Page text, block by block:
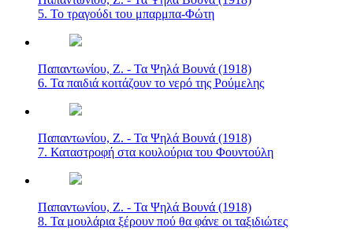
5. Το τραγούδι του μπαρμπα-Φώτη
Παπαντωνίου, Ζ. - Τα Ψηλά Βουνά (1918)
6. Τα παιδιά κοιτάζουν το νερό της Ρούμελης
Παπαντωνίου, Ζ. - Τα Ψηλά Βουνά (1918)
7. Καταστροφή στα κουλούρια του Φουντούλη
Παπαντωνίου, Ζ. - Τα Ψηλά Βουνά (1918)
8. Τα μουλάρια ξέρουν πού θα φάνε οι ταξιδιώτες